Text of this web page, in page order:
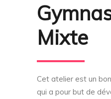
Mixte
Cet atelier est un
qui a pour but de